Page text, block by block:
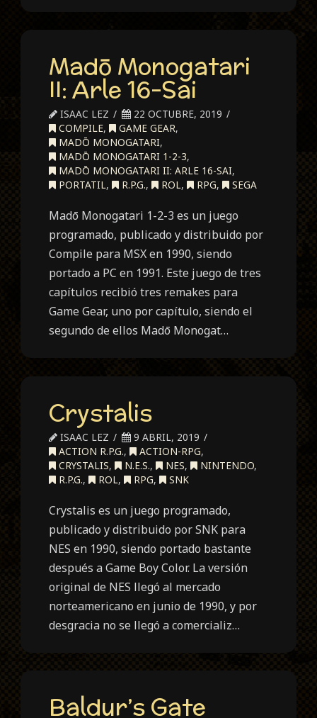
Madō Monogatari
II: Arle 16-Sai
ISAAC LEZ
22 OCTUBRE, 2019
COMPILE, GAME GEAR,
MADŌ MONOGATARI,
MADŌ MONOGATARI 1-2-3,
MADŌ MONOGATARI II: ARLE 16-SAI,
PORTATIL, R.P.G., ROL, RPG, SEGA
Madō Monogatari 1-2-3 es un juego
programado, publicado y distribuido por
Compile para MSX en 1990, siendo
portado a PC en 1991. Este juego de tres
capítulos recibió tres remakes para
Game Gear, uno por capítulo, siendo el
segundo de ellos Madō Monogat…
Crystalis
ISAAC LEZ
9 ABRIL, 2019
ACTION R.P.G., ACTION-RPG,
CRYSTALIS, N.E.S., NES, NINTENDO,
R.P.G., ROL, RPG, SNK
Crystalis es un juego programado,
publicado y distribuido por SNK para
NES en 1990, siendo portado bastante
después a Game Boy Color. La versión
original de NES llegó al mercado
norteamericano en junio de 1990, y por
desgracia no se llegó a comercializ…
Baldur’s Gate